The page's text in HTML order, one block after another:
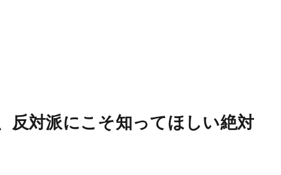
反対派にこそ知ってほしい絶対